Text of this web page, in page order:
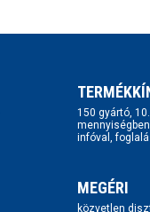
150 gyártó,
infóval,
MEGÉRI
közvetlen